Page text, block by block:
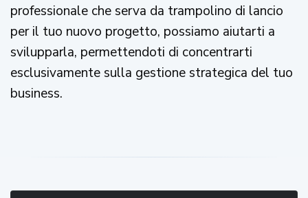
professionale che serva da trampolino di lancio
per il tuo nuovo progetto, possiamo aiutarti a
svilupparla, permettendoti di concentrarti
esclusivamente sulla gestione strategica del tuo
business.